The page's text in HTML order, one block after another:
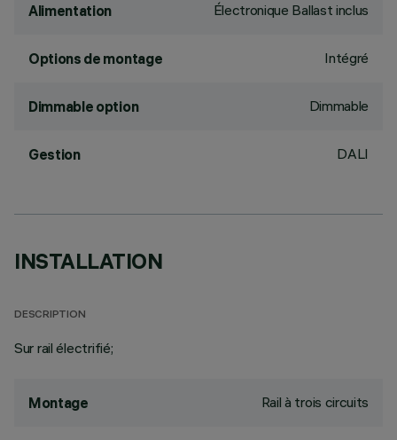
Alimentation Électronique Ballast inclus
Options de montage Intégré
Dimmable option Dimmable
Gestion DALI
INSTALLATION
DESCRIPTION
Sur rail électrifié;
Montage Rail à trois circuits